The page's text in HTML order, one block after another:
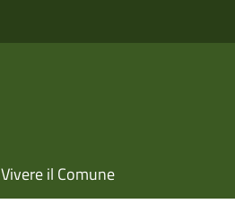
Vivere il Comune